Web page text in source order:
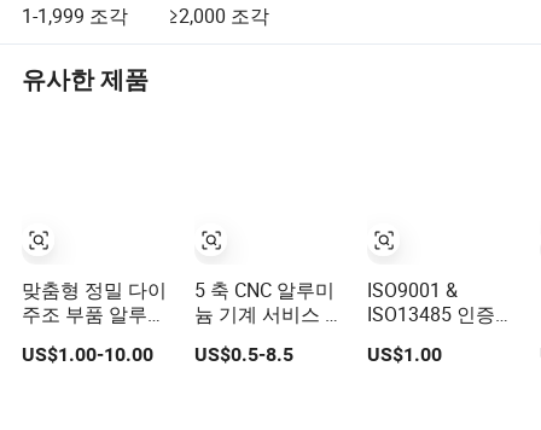
1-1,999 조각 ≥2,000 조각
유사한 제품
맞춤형 정밀 다이
주조 부품 알루미
늄 아연 합금 금속
단조 구성 요소 자
US$1.00-10.00
5 축 CNC 알루미
늄 기계 서비스 금
속 가공 오토바이
액세서리 맞춤형
US$0.5-8.5
ISO9001 &
ISO13485 인증된
CNC 가공 부품
OEM 맞춤형 외과
US$1.00